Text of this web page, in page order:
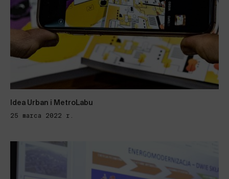
Idea Urban i MetroLabu
25 marca 2022 r.